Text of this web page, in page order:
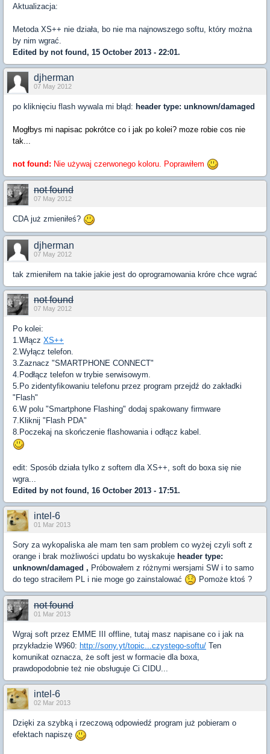
Aktualizacja:
Metoda XS++ nie działa, bo nie ma najnowszego softu, który można
by nim wgrać.
Edited by not found, 15 October 2013 - 22:01.
djherman
07 May 2012
po kliknięciu flash wywala mi błąd: header type: unknown/damaged
Mogłbys mi napisac pokrótce co i jak po kolei? moze robie cos nie
tak...
not found: Nie używaj czerwonego koloru. Poprawiłem
not found
07 May 2012
CDA już zmieniłeś?
djherman
07 May 2012
tak zmieniłem na takie jakie jest do oprogramowania króre chce wgrać
not found
07 May 2012
Po kolei:
1.Włącz XS++
2.Wyłącz telefon.
3.Zaznacz "SMARTPHONE CONNECT"
4.Podłącz telefon w trybie serwisowym.
5.Po zidentyfikowaniu telefonu przez program przejdź do zakładki
"Flash"
6.W polu "Smartphone Flashing" dodaj spakowany firmware
7.Kliknij "Flash PDA"
8.Poczekaj na skończenie flashowania i odłącz kabel.
edit: Sposób działa tylko z softem dla XS++, soft do boxa się nie
wgra...
Edited by not found, 16 October 2013 - 17:51.
intel-6
01 Mar 2013
Sory za wykopaliska ale mam ten sam problem co wyżej czyli soft z
orange i brak możliwości updatu bo wyskakuje header type:
unknown/damaged , Próbowałem z różnymi wersjami SW i to samo
do tego straciłem PL i nie moge go zainstalować
Pomoże ktoś ?
not found
01 Mar 2013
Wgraj soft przez EMME III offline, tutaj masz napisane co i jak na
przykładzie W960: http://sony.yt/topic...czystego-softu/ Ten
komunikat oznacza, że soft jest w formacie dla boxa,
prawdopodobnie też nie obsługuje Ci CIDU...
intel-6
02 Mar 2013
Dzięki za szybką i rzeczową odpowiedź program już pobieram o
efektach napiszę